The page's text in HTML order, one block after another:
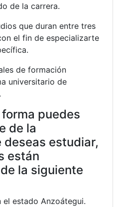
de la carrera.
que duran entre tres
el fin de especializarte
de formación
universitario de
puedes
de la
deseas estudiar,
están
la siguiente
el estado Anzoátegui.